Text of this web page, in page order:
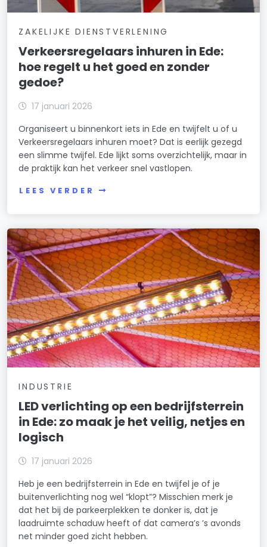
ZAKELIJKE DIENSTVERLENING
Verkeersregelaars inhuren in Ede:
hoe regelt u het goed en zonder
gedoe?
17 januari 2026
Organiseert u binnenkort iets in Ede en twijfelt u of u
Verkeersregelaars inhuren moet? Dat is eerlijk gezegd
een slimme twijfel. Ede lijkt soms overzichtelijk, maar in
de praktijk kan het verkeer snel vastlopen.
LEES VERDER
INDUSTRIE
LED verlichting op een bedrijfsterrein
in Ede: zo maak je het veilig, netjes en
logisch
17 januari 2026
Heb je een bedrijfsterrein in Ede en twijfel je of je
buitenverlichting nog wel “klopt”? Misschien merk je
dat het bij de parkeerplekken te donker is, dat je
laadruimte schaduw heeft of dat camera’s ’s avonds
net minder goed zicht hebben.